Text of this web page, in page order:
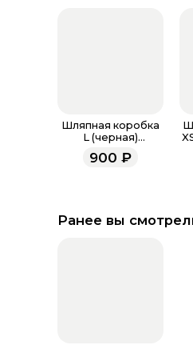
Шляпная коробка
L (черная)
см
900 ₽
Ранее вы